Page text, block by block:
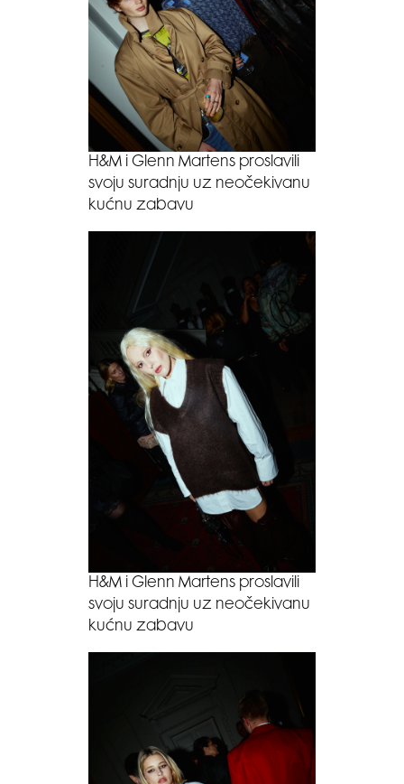
H&M i Glenn Martens proslavili
svoju suradnju uz neočekivanu
kućnu zabavu
H&M i Glenn Martens proslavili
svoju suradnju uz neočekivanu
kućnu zabavu